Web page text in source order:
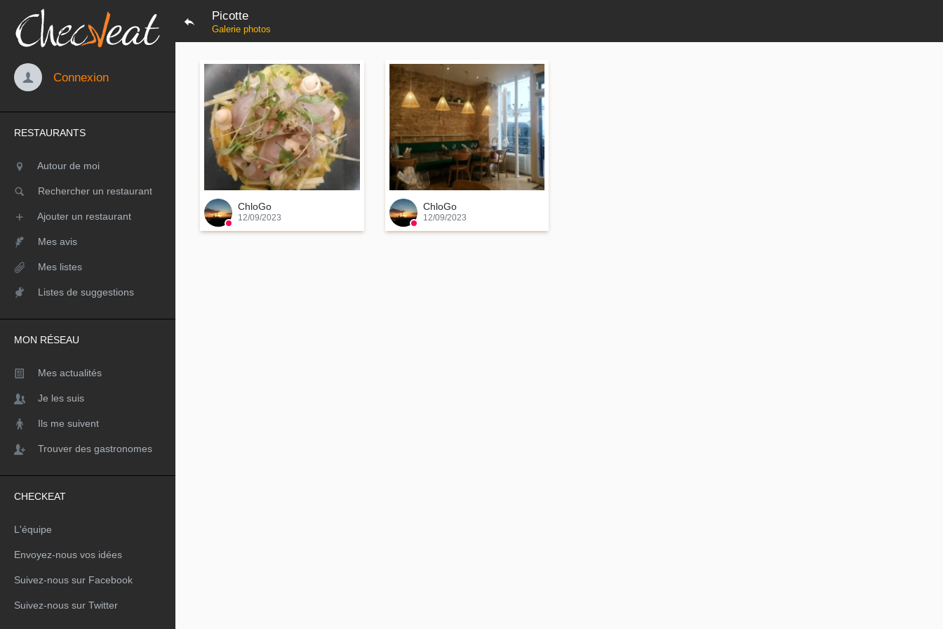
Picotte
Galerie photos
Connexion
RESTAURANTS
Autour de moi
Rechercher un restaurant
Ajouter un restaurant
Mes avis
Mes listes
Listes de suggestions
MON RÉSEAU
Mes actualités
Je les suis
Ils me suivent
Trouver des gastronomes
CHECKEAT
L'équipe
Envoyez-nous vos idées
Suivez-nous sur Facebook
Suivez-nous sur Twitter
ChloGo
12/09/2023
ChloGo
12/09/2023